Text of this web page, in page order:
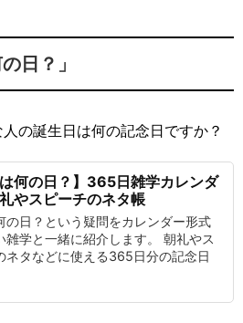
日？」
の誕生日は何の記念日ですか？
は何の日？】365日雑学カレンダ
やスピーチのネタ帳
の日？という疑問をカレンダー形式
雑学と一緒に紹介します。 朝礼やス
ネタなどに使える365日分の記念日